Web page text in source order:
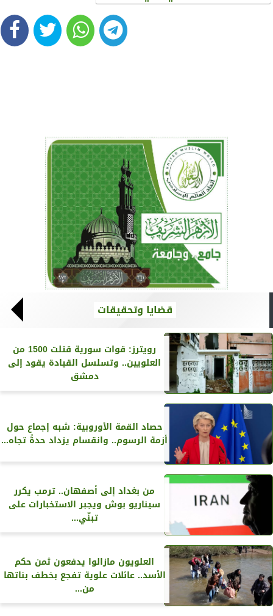
قضايا وتحقيقات
رويترز‏: قوات سورية قتلت 1500 من
العلويين.. وتسلسل القيادة يقود إلى
دمشق
حصاد القمة الأوروبية: شبه إجماع حول
أزمة الرسوم.. وانقسام يزداد حدةً تجاه...
من بغداد إلى أصفهان.. ترمب يكرر
سيناريو بوش ويجبر الاستخبارات على
تبنّي...
العلويون مازالوا يدفعون ثمن حكم
الأسد.. عائلات علوية تفجع بخطف بناتها
من...